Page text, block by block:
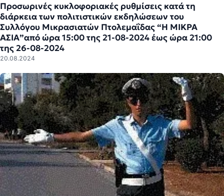
Προσωρινές κυκλοφοριακές ρυθμίσεις κατά τη
διάρκεια των πολιτιστικών εκδηλώσεων του
Συλλόγου Μικρασιατών Πτολεμαΐδας “Η ΜΙΚΡΑ
ΑΣΙΑ”από ώρα 15:00 της 21-08-2024 έως ώρα 21:00
της 26-08-2024
20.08.2024